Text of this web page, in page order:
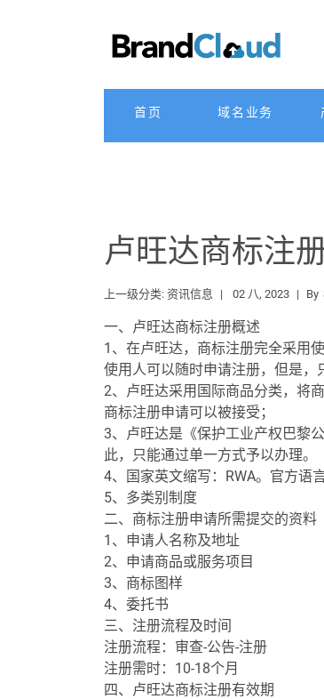
首页 域名业务
卢旺达商标注
上一级分类: 资讯信息 02 八, 2023 By
一、卢旺达商标注册概述
1、在卢旺达，商标注册完全采用
使用人可以随时申请注册，但是，
2、卢旺达采用国际商品分类，将
商标注册申请可以被接受；
3、卢旺达是《保护工业产权巴黎
此，只能通过单一方式予以办理。
4、国家英文缩写：RWA。官方语
5、多类别制度
二、商标注册申请所需提交的资料
1、申请人名称及地址
2、申请商品或服务项目
3、商标图样
4、委托书
三、注册流程及时间
注册流程：审查-公告-注册
注册需时：10-18个月
四、卢旺达商标注册有效期